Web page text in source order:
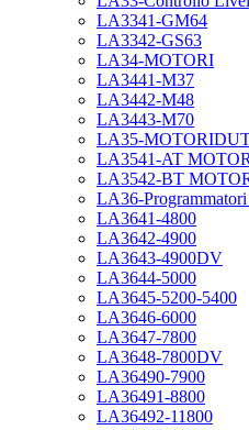
LA3341-GM64
LA3342-GS63
LA34-MOTORI
LA3441-M37
LA3442-M48
LA3443-M70
LA35-
LA3541-AT
LA3542-BT
LA36-Programmatori
LA3641-4800
LA3642-4900
LA3643-4900DV
LA3644-5000
LA3645-5200-5400
LA3646-6000
LA3647-7800
LA3648-7800DV
LA36490-7900
LA36491-8800
LA36492-11800